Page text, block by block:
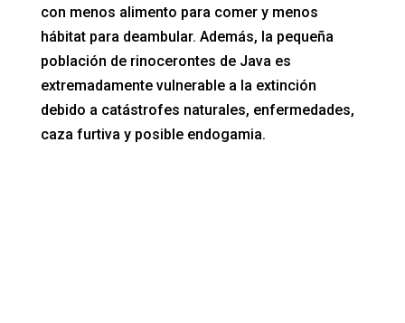
con menos alimento para comer y menos
hábitat para deambular. Además, la pequeña
población de rinocerontes de Java es
extremadamente vulnerable a la extinción
debido a catástrofes naturales, enfermedades,
caza furtiva y posible endogamia.